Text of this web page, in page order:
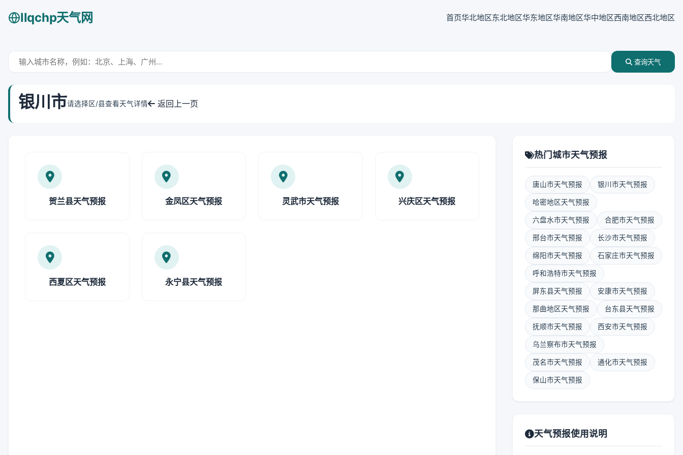
llqchp天气网 首页华北地区东北地区华东地区华南地区华中地区西南地区西北地区
查询天气
银川市请选择区/县查看天气详情 返回上一页
贺兰县天气预报 金凤区天气预报 灵武市天气预报 兴庆区天气预报
西夏区天气预报 永宁县天气预报
热门城市天气预报
唐山市天气预报 银川市天气预报
哈密地区天气预报
六盘水市天气预报 合肥市天气预报
邢台市天气预报 长沙市天气预报
绵阳市天气预报 石家庄市天气预报
呼和浩特市天气预报
屏东县天气预报 安康市天气预报
那曲地区天气预报 台东县天气预报
抚顺市天气预报 西安市天气预报
乌兰察布市天气预报
茂名市天气预报 通化市天气预报
保山市天气预报
天气预报使用说明